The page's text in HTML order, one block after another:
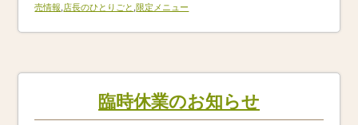
売情報 店長のひとりごと ,限定メニュー
臨時休業のお知らせ